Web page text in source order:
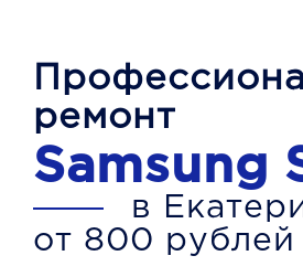
ремонт
Samsung
в
от 800 рублей